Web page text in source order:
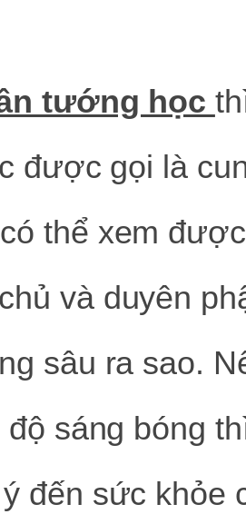
tướng học
được gọi là
thể xem
và duyên
sâu ra sao.
sáng bóng
đến sức khỏe